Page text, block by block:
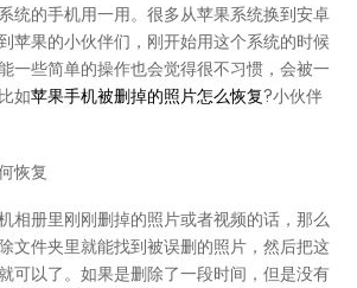
统的手机用一用。很多从苹果系统换到安卓
苹果的小伙伴们，刚开始用这个系统的时候
一些简单的操作也会觉得很不习惯，会被一
如苹果手机被删掉的照片怎么恢复?小伙伴
恢复
相册里刚刚删掉的照片或者视频的话，那么
文件夹里就能找到被误删的照片，然后把这
可以了。如果是删除了一段时间，但是没有